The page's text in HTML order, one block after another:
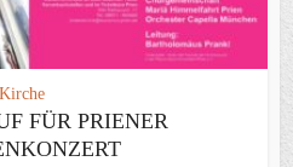
Kirche
FÜR PRIENER